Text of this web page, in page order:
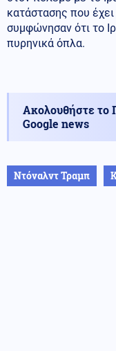
κατάστασης που
συμφώνησαν ότι το
πυρηνικά όπλα.
Ακολουθήστε το
Google news
Ντόναλντ Τραμπ